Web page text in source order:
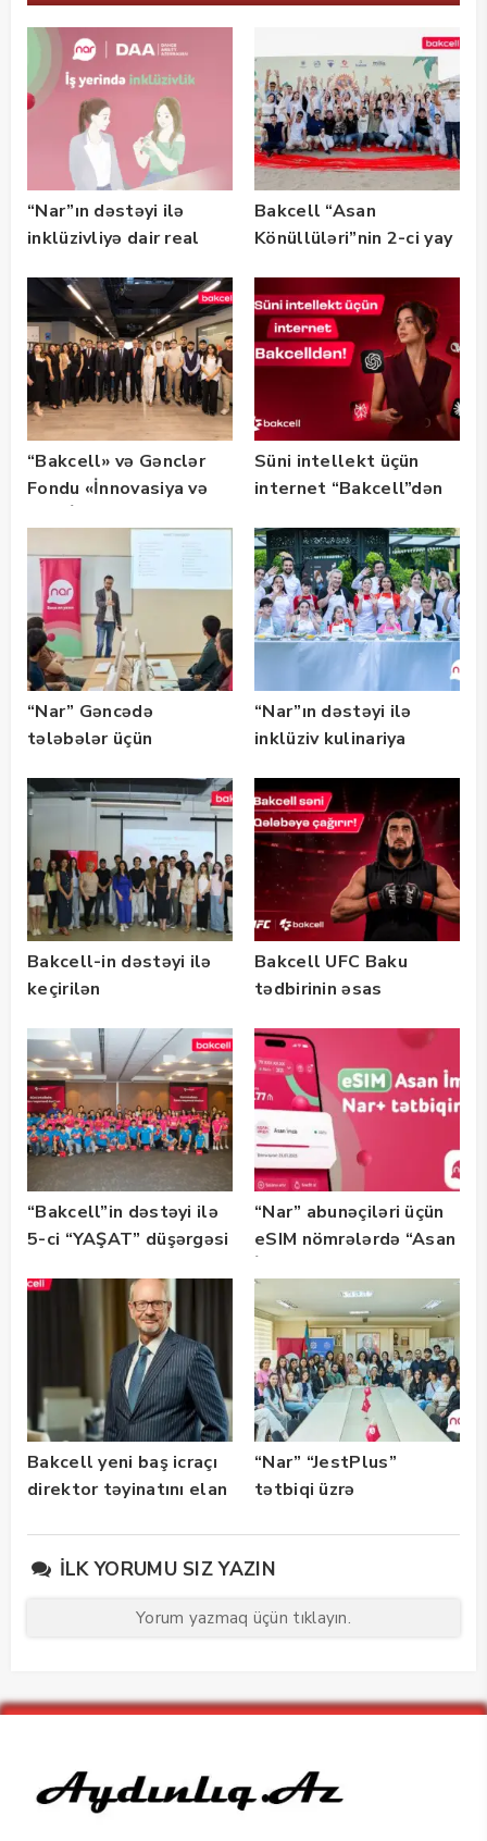
“Nar”ın dəstəyi ilə
inklüzivliyə dair real
təqdim edilir
Bakcell “Asan
Könüllüləri”nin 2-ci yay
olub — FOTO
“Bakcell» və Gənclər
Fondu «İnnovasiya və
təqaüd proqramının
qalibləri ilə görüş
keçirib
Süni intellekt üçün
internet “Bakcell”dən
“Nar” Gəncədə
tələbələr üçün
təlimləri təşkil edib
“Nar”ın dəstəyi ilə
inklüziv kulinariya
keçirilib — Fotolar
Bakcell-in dəstəyi ilə
keçirilən
Bootcamp” başladı
Bakcell UFC Baku
tədbirinin əsas
“Bakcell”in dəstəyi ilə
5-ci “YAŞAT” düşərgəsi
“Nar” abunəçiləri üçün
eSIM nömrələrdə “Asan
istifadəyə verildi
Bakcell yeni baş icraçı
direktor təyinatını elan
“Nar” “JestPlus”
tətbiqi üzrə
İLK YORUMU SIZ YAZIN
Yorum yazmaq üçün tıklayın.